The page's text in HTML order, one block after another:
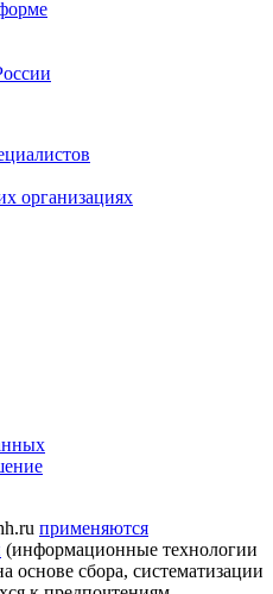
организациях
применяются
(информационные технологии
основе сбора, систематизации